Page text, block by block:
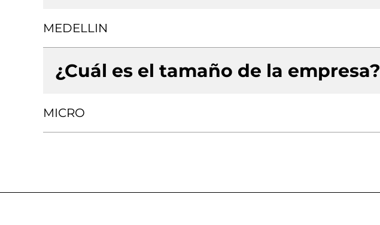
MEDELLIN
¿Cuál es el tamaño de la empresa?
MICRO